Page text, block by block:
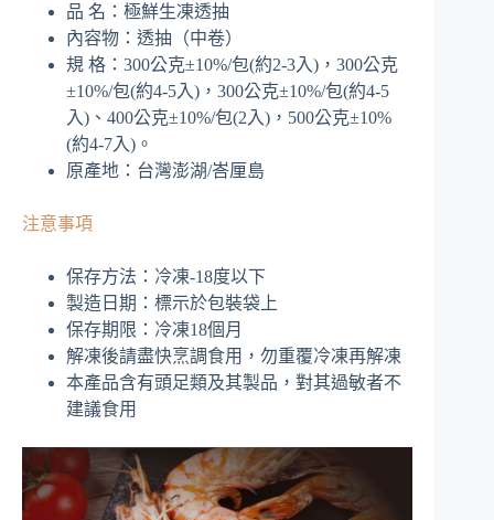
品 名：極鮮生凍透抽
內容物：透抽（中卷）
規 格：300公克±10%/包(約2-3入)，300公克
±10%/包(約4-5入)，300公克±10%/包(約4-5
入)、400公克±10%/包(2入)，500公克±10%
(約4-7入)。
原產地：台灣澎湖/峇厘島
注意事項
保存方法：冷凍-18度以下
製造日期：標示於包裝袋上
保存期限：冷凍18個月
解凍後請盡快烹調食用，勿重覆冷凍再解凍
本產品含有頭足類及其製品，對其過敏者不
建議食用